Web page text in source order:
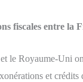
fiscales entre la
le Royaume-Uni
et crédits